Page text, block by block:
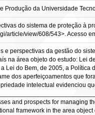
da Universidade
do sistema de proteção à
article/view/608/543>. Acesso
e perspectivas da gestão do
na área objeto do estudo: Lei
Lei do Bem, de 2005, a
dos aperfeiçoamentos que
intelectual evidenciou
and prospects for managing
framework in the area